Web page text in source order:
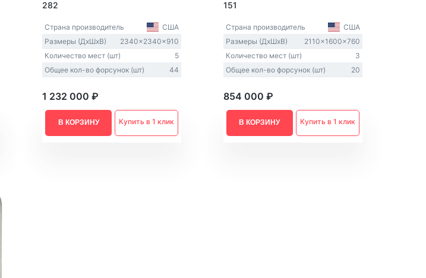
Bigeer
282
Страна производитель
США
Размеры (ДxШxВ)
2340x2340x910
Количество мест (шт)
5
Общее кол-во форсунок (шт)
44
1 232 000 ₽
В КОРЗИНУ Купить в 1 клик
151
Страна производитель
США
Размеры (ДxШxВ)
2110x1600x760
Количество мест (шт)
3
Общее кол-во форсунок (шт)
20
854 000 ₽
В КОРЗИНУ Купить в 1 клик